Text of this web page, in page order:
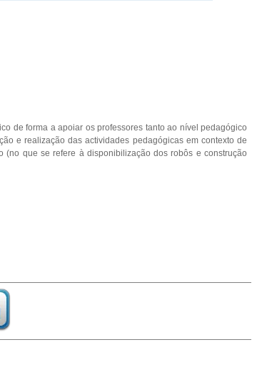
de forma a apoiar os professores tanto ao nível pedagógico
e realização das actividades pedagógicas em contexto de
(no que se refere à disponibilização dos robôs e construção